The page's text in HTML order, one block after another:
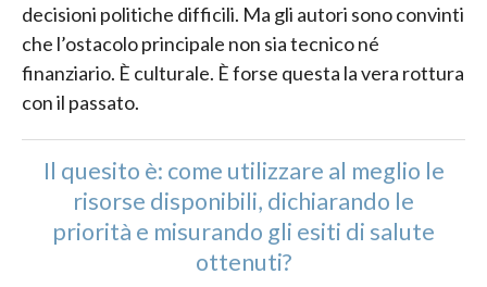
decisioni politiche difficili. Ma gli autori sono convinti
che l’ostacolo principale non sia tecnico né
finanziario. È culturale. È forse questa la vera rottura
con il passato.
Il quesito è: come utilizzare al meglio le
risorse disponibili, dichiarando le
priorità e misurando gli esiti di salute
ottenuti?